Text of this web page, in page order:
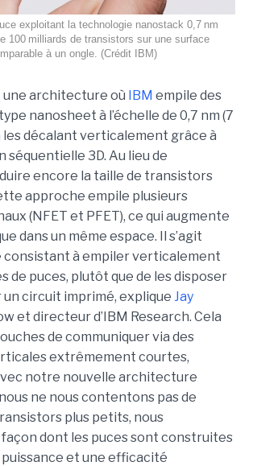
exploitant la technologie nanostack 0,7 nm
100 milliards de transistors sur une surface
à un ongle. (Crédit IBM)
architecture où IBM empile des
nanosheet à l’échelle de 0,7 nm (7
les décalant verticalement grâce à
3D. Au lieu de
encore la taille de transistors
approche empile plusieurs
(NFET et PFET), ce qui augmente
dans un même espace. Il s’agit
consistant à empiler verticalement
de puces, plutôt que de les disposer
circuit imprimé, explique Jay
et directeur d’IBM Research. Cela
de communiquer via des
extrêmement courtes,
notre nouvelle architecture
ne nous contentons pas de
plus petits, nous
dont les puces sont construites
et une efficacité